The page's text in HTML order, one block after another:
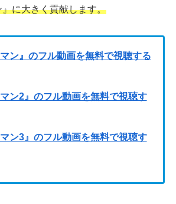
に大きく貢献します。
ン』のフル動画を無料で視聴する
ン2』のフル動画を無料で視聴す
ン3』のフル動画を無料で視聴す